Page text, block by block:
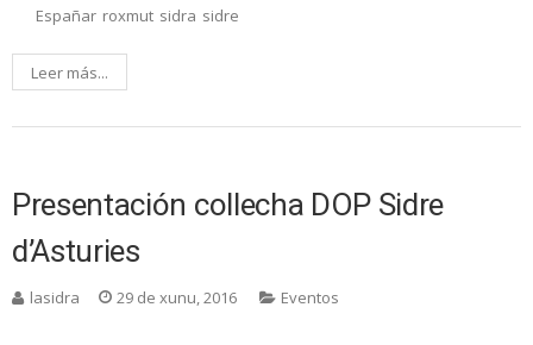
Españar roxmut sidra sidre
Leer más...
Presentación collecha DOP Sidre
d’Asturies
lasidra 29 de xunu, 2016 Eventos